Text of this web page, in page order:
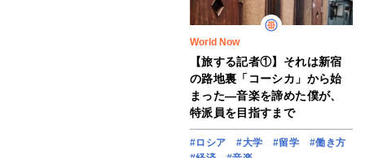
World Now
【旅する記者①】それは新宿
の路地裏「コーシカ」から始
まった―音楽を諦めた僕が、
特派員を目指すまで
#ロシア #大学 #留学
#働き方